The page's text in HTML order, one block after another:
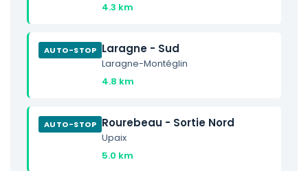
4.3 km
AUTO-STOP Laragne - Sud
Laragne-Montéglin
4.8 km
AUTO-STOP Rourebeau - Sortie Nord
Upaix
5.0 km